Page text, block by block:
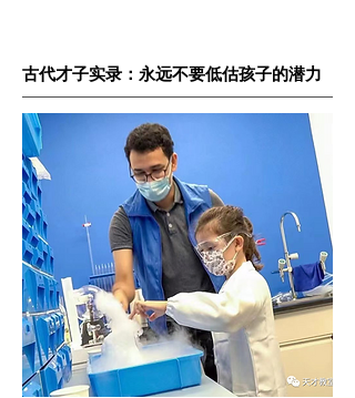
古代才子实录：永远不要低估孩子的潜力